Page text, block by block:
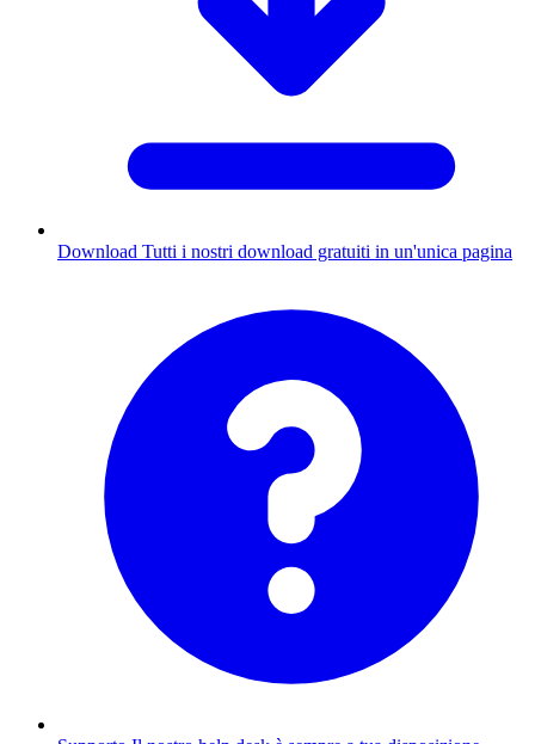
Download Tutti i nostri download gratuiti in un'unica pagina